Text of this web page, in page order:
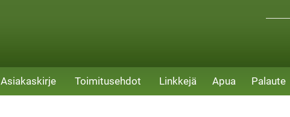
Asiakaskirje Toimitusehdot Linkkejä Apua Palaute